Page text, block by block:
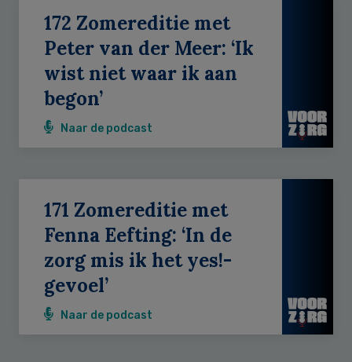
172 Zomereditie met
Peter van der Meer: ‘Ik
wist niet waar ik aan
begon’
Naar de podcast
171 Zomereditie met
Fenna Eefting: ‘In de
zorg mis ik het yes!-
gevoel’
Naar de podcast